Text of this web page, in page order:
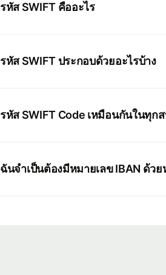
รหัส SWIFT คืออะไร
รหัส SWIFT ประกอบด้วยอะไรบ้าง
รหัส SWIFT Code เหมือนกันในทุก
ฉันจำเป็นต้องมีหมายเลข IBAN ด้วย